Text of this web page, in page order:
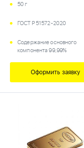
50 г
ГОСТ Р 51572-2020
Содержание основного
компонента 99,99%
Оформить заявку